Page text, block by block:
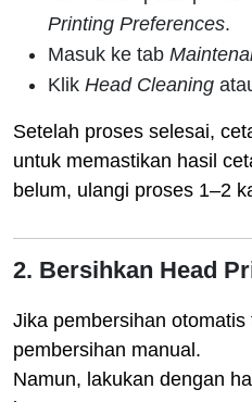
Printing Preferences.
Masuk ke tab
Klik Head Cleaning
Setelah proses selesai,
untuk memastikan hasil
belum, ulangi proses 1–2
2. Bersihkan Head
Jika pembersihan
pembersihan manual.
Namun, lakukan dengan